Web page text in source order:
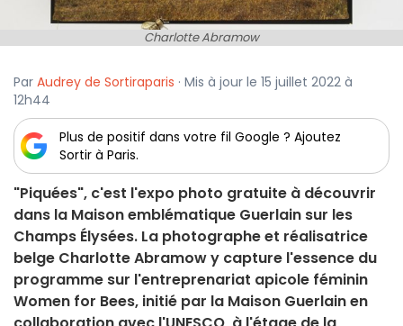
Charlotte Abramow
Par Audrey de Sortiraparis · Mis à jour le 15 juillet 2022 à
12h44
Plus de positif dans votre fil Google ? Ajoutez
Sortir à Paris.
"Piquées", c'est l'expo photo gratuite à découvrir
dans la Maison emblématique Guerlain sur les
Champs Élysées. La photographe et réalisatrice
belge Charlotte Abramow y capture l'essence du
programme sur l'entreprenariat apicole féminin
Women for Bees, initié par la Maison Guerlain en